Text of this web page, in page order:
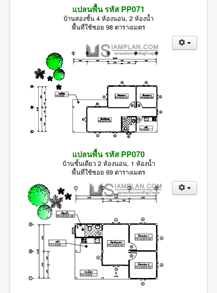
แปลนพื้น รหัส PP071
บ้านสองชั้น 4 ห้องนอน, 2 ห้องน้ำ
พื้นที่ใช้ซอย 98 ตารางเมตร
แปลนพื้น รหัส PP070
บ้านชั้นเดียว 2 ห้องนอน, 1 ห้องน้ำ
พื้นที่ใช้ซอย 69 ตารางเมตร